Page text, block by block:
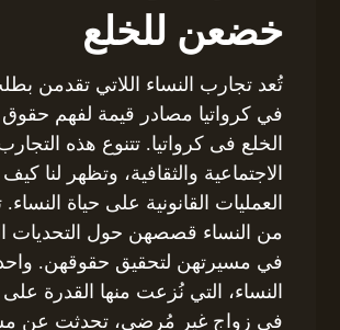
خضعن للخلع
تُعد تجارب النساء اللاتي تقدمن
في كرواتيا مصادر قيمة لفهم حقوق
الخلع فى كرواتيا. تتنوع هذه
الاجتماعية والثقافية، وتظهر لنا
العمليات القانونية على حياة
من النساء قصصهن حول التحديات
في مسيرتهن لتحقيق حقوقهن.
النساء، التي نُزعت منها القدرة على
في زواج غير مُرضي، تحدثت عن